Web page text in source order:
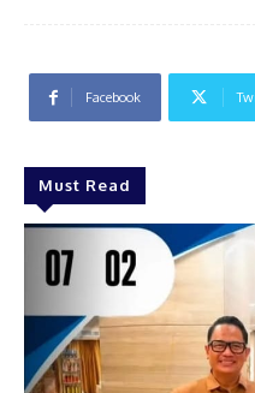
Facebook
Must Read